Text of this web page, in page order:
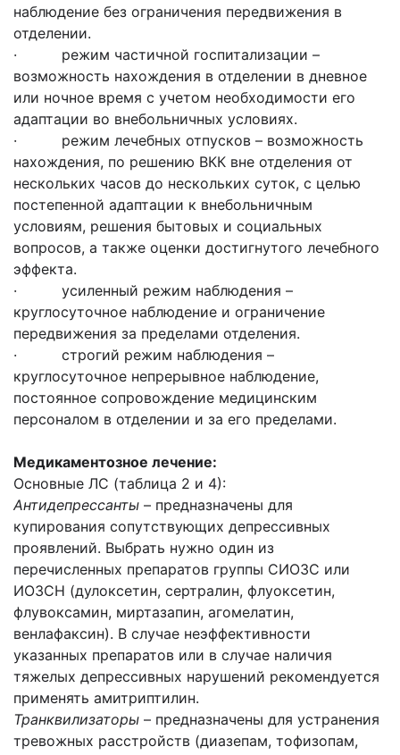
наблюдение без ограничения передвижения в
отделении.
· режим частичной госпитализации –
возможность нахождения в отделении в дневное
или ночное время с учетом необходимости его
адаптации во внебольничных условиях.
· режим лечебных отпусков – возможность
нахождения, по решению ВКК вне отделения от
нескольких часов до нескольких суток, с целью
постепенной адаптации к внебольничным
условиям, решения бытовых и социальных
вопросов, а также оценки достигнутого лечебного
эффекта.
· усиленный режим наблюдения –
круглосуточное наблюдение и ограничение
передвижения за пределами отделения.
· строгий режим наблюдения –
круглосуточное непрерывное наблюдение,
постоянное сопровождение медицинским
персоналом в отделении и за его пределами.
Медикаментозное лечение:
Основные ЛС (таблица 2 и 4):
Антидепрессанты – предназначены для
купирования сопутствующих депрессивных
проявлений. Выбрать нужно один из
перечисленных препаратов группы СИОЗС или
ИОЗСН (дулоксетин, сертралин, флуоксетин,
флувоксамин, миртазапин, агомелатин,
венлафаксин). В случае неэффективности
указанных препаратов или в случае наличия
тяжелых депрессивных нарушений рекомендуется
применять амитриптилин.
Транквилизаторы – предназначены для устранения
тревожных расстройств (диазепам, тофизопам,